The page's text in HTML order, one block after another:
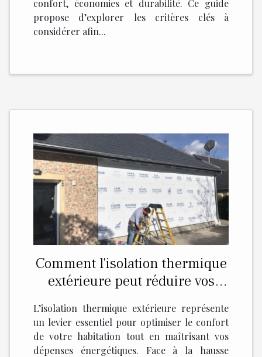
confort, économies et durabilité. Ce guide
propose d’explorer les critères clés à
considérer afin...
Comment l'isolation thermique
extérieure peut réduire vos
L’isolation thermique extérieure représente
un levier essentiel pour optimiser le confort
de votre habitation tout en maîtrisant vos
dépenses énergétiques. Face à la hausse